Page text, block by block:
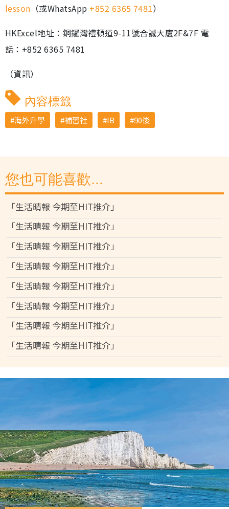
lesson （或WhatsApp +852 6365 7481）
HKExcel地址：銅鑼灣禮頓道9-11號合誠大廈2F&7F 電
話：+852 6365 7481
（資訊）
內容標籤
海外升學 補習社 IB 90後
您也可能喜歡...
「生活晴報 今期至HIT推介」
「生活晴報 今期至HIT推介」
「生活晴報 今期至HIT推介」
「生活晴報 今期至HIT推介」
「生活晴報 今期至HIT推介」
「生活晴報 今期至HIT推介」
「生活晴報 今期至HIT推介」
「生活晴報 今期至HIT推介」